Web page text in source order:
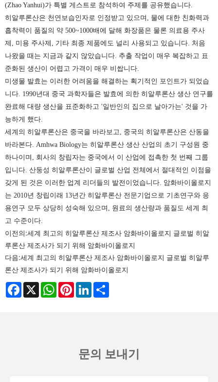
(Zhao Yanhui)가 특별 게스트로 참석하여 주제를 공유했습니다.
히알루론산은 천연보습인자로 인정받고 있으며, 물에 대한 친화력과
흡착력이 품질의 약 500~1000배에 달해 화장품은 물론 의료용 주사
제, 미용 주사제, 기타 최종 제품에도 널리 사용되고 있습니다. 처음
나왔을 때는 지금과 같지 않았습니다. 추출 작업이 매우 복잡하고 표
준화된 생산이 어렵고 가격이 매우 비쌉니다.
미생물 발효는 이러한 어려움을 해결하는 획기적인 포인트가 되었습
니다. 1990년대 중국 과학자들은 발효에 의한 히알루론산 생산 연구를
완료해 대량 생산을 표준화하고 '일반인의 집으로 날아가는' 것을 가
능하게 했다.
세계의 히알루론산은 중국을 바라보고, 중국의 히알루론산은 산동을
바라본다. Amhwa Biology는 히알루론산 생산 산업의 초기 구성원 중
하나이며, 회사의 창립자는 중국에서 이 산업에 접촉한 첫 번째 그룹
입니다. 산둥성 히알루론산이 글로벌 산업 전체에서 절대적인 이점을
갖게 된 것은 이러한 업계 리더들의 발전이었습니다. 암화바이올로지
는 2010년 창립이래 13년간 히알루론산 전문기업으로 기초연구와 응
용연구 모두 상당히 성숙해 있으며, 원료의 생산량과 품질도 세계 최
고 수준이다.
이전의:세계 최고의 히알루론산 제조사 암화바이올로지 글로벌 히알
루론산 제조사가 되기 위해 암화바이올로지
다음:세계 최고의 히알루론산 제조사 암화바이올로지 글로벌 히알루
론산 제조사가 되기 위해 암화바이올로지
Facebook
X WhatsAppPinterestLinkedIn
문의 보내기